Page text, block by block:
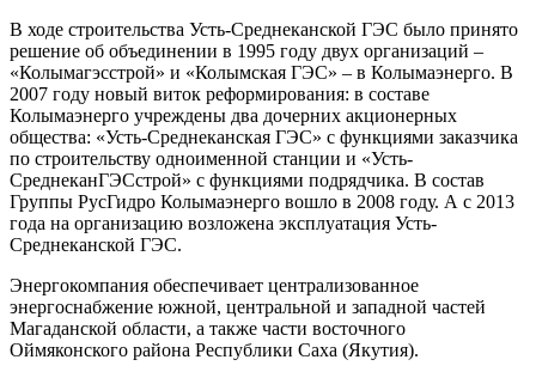
В ходе строительства Усть-Среднеканской ГЭС было принято
решение об объединении в 1995 году двух организаций –
«Колымагэсстрой» и «Колымская ГЭС» – в Колымаэнерго. В
2007 году новый виток реформирования: в составе
Колымаэнерго учреждены два дочерних акционерных
общества: «Усть-Среднеканская ГЭС» с функциями заказчика
по строительству одноименной станции и «Усть-
СреднеканГЭСстрой» с функциями подрядчика. В состав
Группы РусГидро Колымаэнерго вошло в 2008 году. А с 2013
года на организацию возложена эксплуатация Усть-
Среднеканской ГЭС.
Энергокомпания обеспечивает централизованное
энергоснабжение южной, центральной и западной частей
Магаданской области, а также части восточного
Оймяконского района Республики Саха (Якутия).